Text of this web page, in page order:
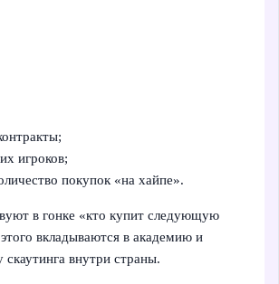
игроков;
покупок «на хайпе».
в гонке «кто купит следующую
вкладываются в академию и
внутри страны.